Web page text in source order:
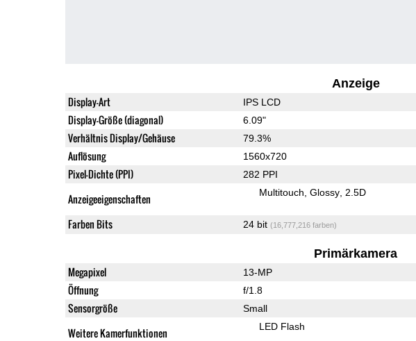
Anzeige
Display-Art IPS LCD
Display-Größe (diagonal) 6.09"
Verhältnis Display/Gehäuse 79.3%
Auflösung 1560x720
Pixel-Dichte (PPI) 282 PPI
Anzeigeeigenschaften Multitouch Glossy 2.5D
Farben Bits 24 bit (16,777,216 farben)
Primärkamera
Megapixel 13-MP
Öffnung f/1.8
Sensorgröße Small
Weitere Kamerfunktionen LED Flash